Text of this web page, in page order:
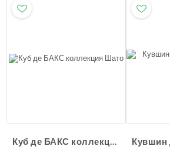
Куб де БАКС коллекция Шато